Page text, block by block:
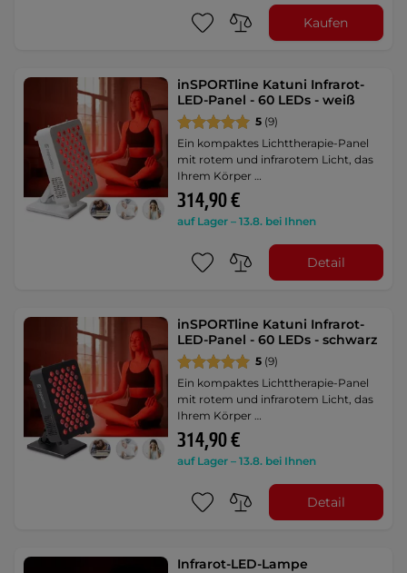
Kaufen
inSPORTline Katuni Infrarot-
LED-Panel - 60 LEDs - weiß
5 (9)
Ein kompaktes Lichttherapie-Panel
mit rotem und infrarotem Licht, das
Ihrem Körper …
314,90 €
auf Lager – 13.8. bei Ihnen
Detail
inSPORTline Katuni Infrarot-
LED-Panel - 60 LEDs - schwarz
5 (9)
Ein kompaktes Lichttherapie-Panel
mit rotem und infrarotem Licht, das
Ihrem Körper …
314,90 €
auf Lager – 13.8. bei Ihnen
Detail
Infrarot-LED-Lampe